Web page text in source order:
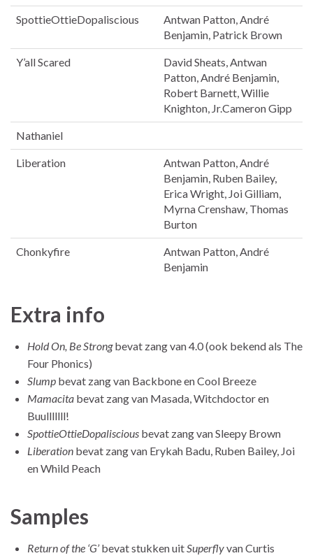
SpottieOttieDopaliscious
Antwan Patton, André
Benjamin, Patrick Brown
Y’all Scared
David Sheats, Antwan
Patton, André Benjamin,
Robert Barnett, Willie
Knighton, Jr.Cameron Gipp
Nathaniel
Liberation
Antwan Patton, André
Benjamin, Ruben Bailey,
Erica Wright, Joi Gilliam,
Myrna Crenshaw, Thomas
Burton
Chonkyfire
Antwan Patton, André
Benjamin
Extra info
Hold On, Be Strongbevat zang van 4.0 (ook bekend als The
Four Phonics)
Slump bevat zang van Backbone en Cool Breeze
Mamacita bevat zang van Masada, Witchdoctor en
Buulllllll!
SpottieOttieDopaliscious bevat zang van Sleepy Brown
Liberation bevat zang van Erykah Badu, Ruben Bailey, Joi
en Whild Peach
Samples
Return of the ‘G’bevat stukken uitSuperflyvan Curtis